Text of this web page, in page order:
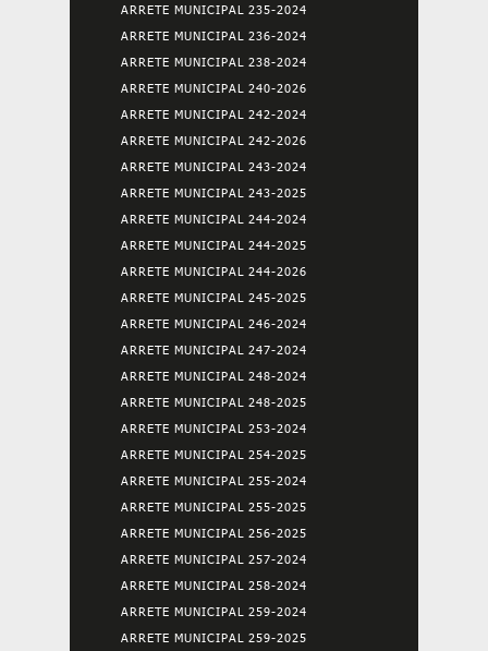
ARRETE MUNICIPAL 235-2024
ARRETE MUNICIPAL 236-2024
ARRETE MUNICIPAL 238-2024
ARRETE MUNICIPAL 240-2026
ARRETE MUNICIPAL 242-2024
ARRETE MUNICIPAL 242-2026
ARRETE MUNICIPAL 243-2024
ARRETE MUNICIPAL 243-2025
ARRETE MUNICIPAL 244-2024
ARRETE MUNICIPAL 244-2025
ARRETE MUNICIPAL 244-2026
ARRETE MUNICIPAL 245-2025
ARRETE MUNICIPAL 246-2024
ARRETE MUNICIPAL 247-2024
ARRETE MUNICIPAL 248-2024
ARRETE MUNICIPAL 248-2025
ARRETE MUNICIPAL 253-2024
ARRETE MUNICIPAL 254-2025
ARRETE MUNICIPAL 255-2024
ARRETE MUNICIPAL 255-2025
ARRETE MUNICIPAL 256-2025
ARRETE MUNICIPAL 257-2024
ARRETE MUNICIPAL 258-2024
ARRETE MUNICIPAL 259-2024
ARRETE MUNICIPAL 259-2025